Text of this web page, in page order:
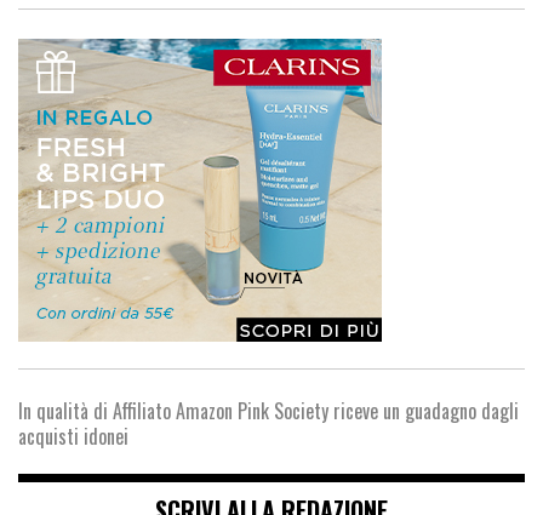
In qualità di Affiliato Amazon Pink Society riceve un guadagno dagli
acquisti idonei